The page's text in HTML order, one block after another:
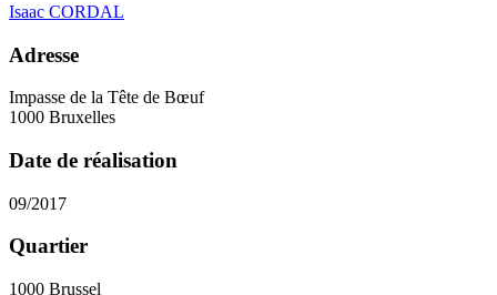
Isaac CORDAL
Adresse
Impasse de la Tête de Bœuf
1000 Bruxelles
Date de réalisation
09/2017
Quartier
1000 Brussel